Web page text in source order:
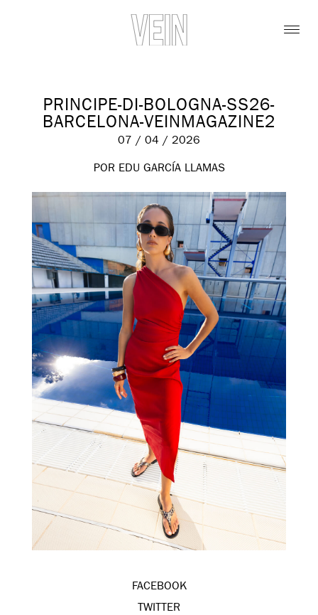
PRINCIPE-DI-BOLOGNA-SS26-
BARCELONA-VEINMAGAZINE2
07 / 04 / 2026
POR EDU GARCÍA LLAMAS
FACEBOOK
TWITTER